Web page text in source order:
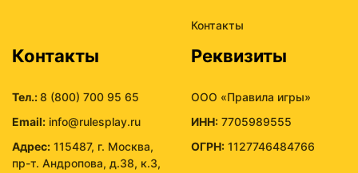
Контакты
Контакты
Тел.:8 (800) 700 95 65
Email: info@rulesplay.ru
Адрес: 115487, г. Москва,
пр-т. Андропова, д.38, к.3,
Реквизиты
ООО «Правила игры»
ИНН: 7705989555
ОГРН: 1127746484766